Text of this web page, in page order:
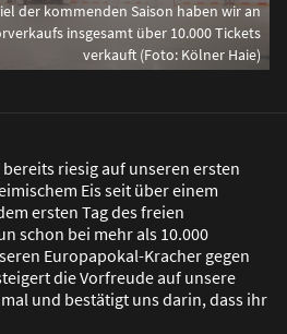
der kommenden Saison haben wir an
insgesamt über 10.000 Tickets
verkauft (Foto: Kölner Haie)
riesig auf unseren ersten
Eis seit über einem
ersten Tag des freien
schon bei mehr als 10.000
Europapokal-Kracher gegen
die Vorfreude auf unsere
und bestätigt uns darin, dass ihr